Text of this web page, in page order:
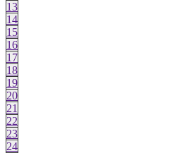
13
14
15
16
17
18
19
20
21
22
23
24